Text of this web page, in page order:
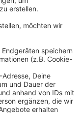
der zweiten
dafür ihre
Karten aber auch